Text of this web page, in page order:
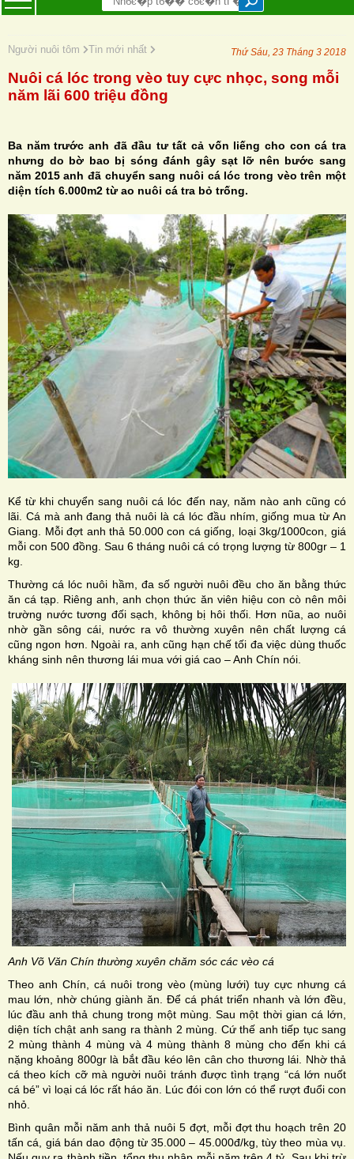
Người nuôi tôm Tin mới nhất Thứ Sáu, 23 Tháng 3 2018
Nuôi cá lóc trong vèo tuy cực nhọc, song mỗi
năm lãi 600 triệu đồng
Ba năm trước anh đã đầu tư tất cả vốn liếng cho con cá tra
nhưng do bờ bao bị sóng đánh gây sạt lỡ nên bước sang
năm 2015 anh đã chuyển sang nuôi cá lóc trong vèo trên một
diện tích 6.000m2 từ ao nuôi cá tra bỏ trống.
Kể từ khi chuyển sang nuôi cá lóc đến nay, năm nào anh cũng có
lãi. Cá mà anh đang thả nuôi là cá lóc đầu nhím, giống mua từ An
Giang. Mỗi đợt anh thả 50.000 con cá giống, loại 3kg/1000con, giá
mỗi con 500 đồng. Sau 6 tháng nuôi cá có trọng lượng từ 800gr – 1
kg.
Thường cá lóc nuôi hầm, đa số người nuôi đều cho ăn bằng thức
ăn cá tạp. Riêng anh, anh chọn thức ăn viên hiệu con cò nên môi
trường nước tương đối sạch, không bị hôi thối. Hơn nũa, ao nuôi
nhờ gần sông cái, nước ra vô thường xuyên nên chất lượng cá
cũng ngon hơn. Ngoài ra, anh cũng hạn chế tối đa việc dùng thuốc
kháng sinh nên thương lái mua với giá cao – Anh Chín nói.
Anh Võ Văn Chín thường xuyên chăm sóc các vèo cá
Theo anh Chín, cá nuôi trong vèo (mùng lưới) tuy cực nhưng cá
mau lớn, nhờ chúng giành ăn. Để cá phát triển nhanh và lớn đều,
lúc đầu anh thả chung trong một mùng. Sau một thời gian cá lớn,
diện tích chật anh sang ra thành 2 mùng. Cứ thế anh tiếp tục sang
2 mùng thành 4 mùng và 4 mùng thành 8 mùng cho đến khi cá
nặng khoảng 800gr là bắt đầu kéo lên cân cho thương lái. Nhờ thả
cá theo kích cỡ mà người nuôi tránh được tình trạng “cá lớn nuốt
cá bé” vì loại cá lóc rất háo ăn. Lúc đói con lớn có thể rượt đuổi con
nhỏ.
Bình quân mỗi năm anh thả nuôi 5 đợt, mỗi đợt thu hoạch trên 20
tấn cá, giá bán dao động từ 35.000 – 45.000đ/kg, tùy theo mùa vụ.